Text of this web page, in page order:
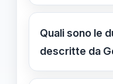
Luca
operative per
del digitale
Quali sono le
descritte da
La prima